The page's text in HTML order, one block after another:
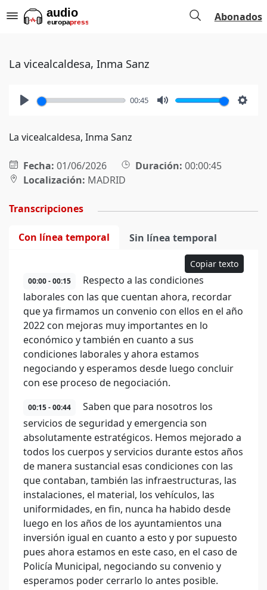
Abonados
La vicealcaldesa, Inma Sanz
00:45
La vicealcaldesa, Inma Sanz
Fecha: 01/06/2026 Duración: 00:00:45
Localización: MADRID
Transcripciones
Con línea temporal Sin línea temporal
Copiar texto
00:00 - 00:15
Respecto a las condiciones
laborales con las que cuentan ahora, recordar
que ya firmamos un convenio con ellos en el año
2022 con mejoras muy importantes en lo
económico y también en cuanto a sus
condiciones laborales y ahora estamos
negociando y esperamos desde luego concluir
con ese proceso de negociación.
00:15 - 00:44
Saben que para nosotros los
servicios de seguridad y emergencia son
absolutamente estratégicos. Hemos mejorado a
todos los cuerpos y servicios durante estos años
de manera sustancial esas condiciones con las
que contaban, también las infraestructuras, las
instalaciones, el material, los vehículos, las
uniformidades, en fin, nunca ha habido desde
luego en los años de los ayuntamientos una
inversión igual en cuanto a esto y por supuesto
pues ahora estamos en este caso, en el caso de
Policía Municipal, negociando su convenio y
esperamos poder cerrarlo lo antes posible.